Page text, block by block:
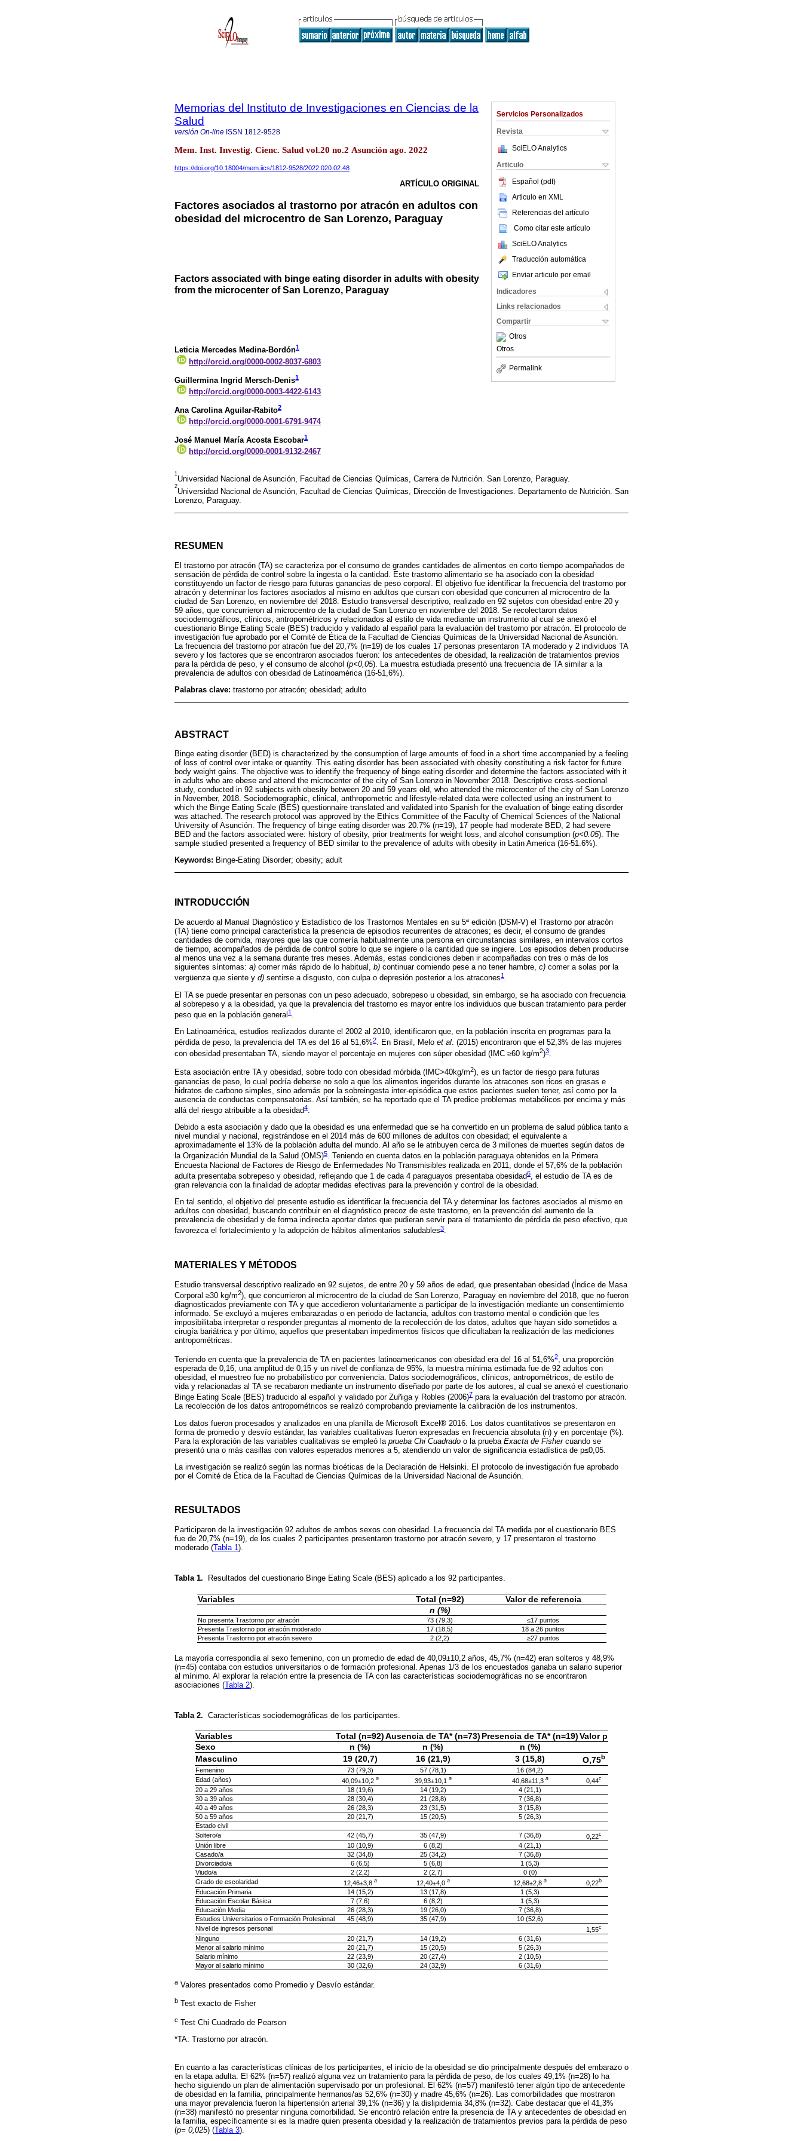
Servicios Personalizados
Revista
SciELO Analytics
Articulo
Español (pdf)
Articulo en XML
Referencias del artículo
Como citar este artículo
SciELO Analytics
Traducción automática
Enviar articulo por email
Indicadores
Links relacionados
Compartir
Otros
Otros
Permalink
Memorias del Instituto de Investigaciones en Ciencias de la
Salud
versión On-line ISSN 1812-9528
Mem. Inst. Investig. Cienc. Salud vol.20 no.2 Asunción ago. 2022
https://doi.org/10.18004/mem.iics/1812-9528/2022.020.02.48
ARTÍCULO ORIGINAL
Factores asociados al trastorno por atracón en adultos con
obesidad del microcentro de San Lorenzo, Paraguay
Factors associated with binge eating disorder in adults with obesity
from the microcenter of San Lorenzo, Paraguay
Leticia Mercedes Medina-Bordón1
http://orcid.org/0000-0002-8037-6803
Guillermina Ingrid Mersch-Denis1
http://orcid.org/0000-0003-4422-6143
Ana Carolina Aguilar-Rabito2
http://orcid.org/0000-0001-6791-9474
José Manuel María Acosta Escobar1
http://orcid.org/0000-0001-9132-2467
1
Universidad Nacional de Asunción, Facultad de Ciencias Químicas, Carrera de Nutrición. San Lorenzo, Paraguay.
2
Universidad Nacional de Asunción, Facultad de Ciencias Químicas, Dirección de Investigaciones. Departamento de Nutrición. San
Lorenzo, Paraguay.
RESUMEN
El trastorno por atracón (TA) se caracteriza por el consumo de grandes cantidades de alimentos en corto tiempo acompañados de
sensación de pérdida de control sobre la ingesta o la cantidad. Este trastorno alimentario se ha asociado con la obesidad
constituyendo un factor de riesgo para futuras ganancias de peso corporal. El objetivo fue identificar la frecuencia del trastorno por
atracón y determinar los factores asociados al mismo en adultos que cursan con obesidad que concurren al microcentro de la
ciudad de San Lorenzo, en noviembre del 2018. Estudio transversal descriptivo, realizado en 92 sujetos con obesidad entre 20 y
59 años, que concurrieron al microcentro de la ciudad de San Lorenzo en noviembre del 2018. Se recolectaron datos
sociodemográficos, clínicos, antropométricos y relacionados al estilo de vida mediante un instrumento al cual se anexó el
cuestionario Binge Eating Scale (BES) traducido y validado al español para la evaluación del trastorno por atracón. El protocolo de
investigación fue aprobado por el Comité de Ética de la Facultad de Ciencias Químicas de la Universidad Nacional de Asunción.
La frecuencia del trastorno por atracón fue del 20,7% (n=19) de los cuales 17 personas presentaron TA moderado y 2 individuos TA
severo y los factores que se encontraron asociados fueron: los antecedentes de obesidad, la realización de tratamientos previos
para la pérdida de peso, y el consumo de alcohol (p<0,05). La muestra estudiada presentó una frecuencia de TA similar a la
prevalencia de adultos con obesidad de Latinoamérica (16-51,6%).
Palabras clave: trastorno por atracón; obesidad; adulto
ABSTRACT
Binge eating disorder (BED) is characterized by the consumption of large amounts of food in a short time accompanied by a feeling
of loss of control over intake or quantity. This eating disorder has been associated with obesity constituting a risk factor for future
body weight gains. The objective was to identify the frequency of binge eating disorder and determine the factors associated with it
in adults who are obese and attend the microcenter of the city of San Lorenzo in November 2018. Descriptive cross-sectional
study, conducted in 92 subjects with obesity between 20 and 59 years old, who attended the microcenter of the city of San Lorenzo
in November, 2018. Sociodemographic, clinical, anthropometric and lifestyle-related data were collected using an instrument to
which the Binge Eating Scale (BES) questionnaire translated and validated into Spanish for the evaluation of binge eating disorder
was attached. The research protocol was approved by the Ethics Committee of the Faculty of Chemical Sciences of the National
University of Asunción. The frequency of binge eating disorder was 20.7% (n=19), 17 people had moderate BED, 2 had severe
BED and the factors associated were: history of obesity, prior treatments for weight loss, and alcohol consumption (p<0.05). The
sample studied presented a frequency of BED similar to the prevalence of adults with obesity in Latin America (16-51.6%).
Keywords: Binge-Eating Disorder; obesity; adult
INTRODUCCIÓN
De acuerdo al Manual Diagnóstico y Estadístico de los Trastornos Mentales en su 5ª edición (DSM-V) el Trastorno por atracón
(TA) tiene como principal característica la presencia de episodios recurrentes de atracones; es decir, el consumo de grandes
cantidades de comida, mayores que las que comería habitualmente una persona en circunstancias similares, en intervalos cortos
de tiempo, acompañados de pérdida de control sobre lo que se ingiere o la cantidad que se ingiere. Los episodios deben producirse
al menos una vez a la semana durante tres meses. Además, estas condiciones deben ir acompañadas con tres o más de los
siguientes síntomas: a) comer más rápido de lo habitual, b) continuar comiendo pese a no tener hambre, c) comer a solas por la
vergüenza que siente y d) sentirse a disgusto, con culpa o depresión posterior a los atracones1 .
El TA se puede presentar en personas con un peso adecuado, sobrepeso u obesidad, sin embargo, se ha asociado con frecuencia
al sobrepeso y a la obesidad, ya que la prevalencia del trastorno es mayor entre los individuos que buscan tratamiento para perder
peso que en la población general 1 .
En Latinoamérica, estudios realizados durante el 2002 al 2010, identificaron que, en la población inscrita en programas para la
pérdida de peso, la prevalencia del TA es del 16 al 51,6%2. En Brasil, Melo et al. (2015) encontraron que el 52,3% de las mujeres
con obesidad presentaban TA, siendo mayor el porcentaje en mujeres con súper obesidad (IMC ≥60 kg/m2)3.
Esta asociación entre TA y obesidad, sobre todo con obesidad mórbida (IMC>40kg/m2), es un factor de riesgo para futuras
ganancias de peso, lo cual podría deberse no solo a que los alimentos ingeridos durante los atracones son ricos en grasas e
hidratos de carbono simples, sino además por la sobreingesta inter-episódica que estos pacientes suelen tener, así como por la
ausencia de conductas compensatorias. Así también, se ha reportado que el TA predice problemas metabólicos por encima y más
allá del riesgo atribuible a la obesidad4.
Debido a esta asociación y dado que la obesidad es una enfermedad que se ha convertido en un problema de salud pública tanto a
nivel mundial y nacional, registrándose en el 2014 más de 600 millones de adultos con obesidad; el equivalente a
aproximadamente el 13% de la población adulta del mundo. Al año se le atribuyen cerca de 3 millones de muertes según datos de
la Organización Mundial de la Salud (OMS)5. Teniendo en cuenta datos en la población paraguaya obtenidos en la Primera
Encuesta Nacional de Factores de Riesgo de Enfermedades No Transmisibles realizada en 2011, donde el 57,6% de la población
adulta presentaba sobrepeso y obesidad, reflejando que 1 de cada 4 paraguayos presentaba obesidad6, el estudio de TA es de
gran relevancia con la finalidad de adoptar medidas efectivas para la prevención y control de la obesidad.
En tal sentido, el objetivo del presente estudio es identificar la frecuencia del TA y determinar los factores asociados al mismo en
adultos con obesidad, buscando contribuir en el diagnóstico precoz de este trastorno, en la prevención del aumento de la
prevalencia de obesidad y de forma indirecta aportar datos que pudieran servir para el tratamiento de pérdida de peso efectivo, que
favorezca el fortalecimiento y la adopción de hábitos alimentarios saludables3.
MATERIALES Y MÉTODOS
Estudio transversal descriptivo realizado en 92 sujetos, de entre 20 y 59 años de edad, que presentaban obesidad (Índice de Masa
Corporal ≥30 kg/m2), que concurrieron al microcentro de la ciudad de San Lorenzo, Paraguay en noviembre del 2018, que no fueron
diagnosticados previamente con TA y que accedieron voluntariamente a participar de la investigación mediante un consentimiento
informado. Se excluyó a mujeres embarazadas o en periodo de lactancia, adultos con trastorno mental o condición que les
imposibilitaba interpretar o responder preguntas al momento de la recolección de los datos, adultos que hayan sido sometidos a
cirugía bariátrica y por último, aquellos que presentaban impedimentos físicos que dificultaban la realización de las mediciones
antropométricas.
Teniendo en cuenta que la prevalencia de TA en pacientes latinoamericanos con obesidad era del 16 al 51,6%2
, una proporción
esperada de 0,16, una amplitud de 0,15 y un nivel de confianza de 95%, la muestra mínima estimada fue de 92 adultos con
obesidad, el muestreo fue no probabilístico por conveniencia. Datos sociodemográficos, clínicos, antropométricos, de estilo de
vida y relacionadas al TA se recabaron mediante un instrumento diseñado por parte de los autores, al cual se anexó el cuestionario
Binge Eating Scale (BES) traducido al español y validado por Zuñiga y Robles (2006)7 para la evaluación del trastorno por atracón.
La recolección de los datos antropométricos se realizó comprobando previamente la calibración de los instrumentos.
Los datos fueron procesados y analizados en una planilla de Microsoft Excel® 2016. Los datos cuantitativos se presentaron en
forma de promedio y desvío estándar, las variables cualitativas fueron expresadas en frecuencia absoluta (n) y en porcentaje (%).
Para la exploración de las variables cualitativas se empleó la prueba Chi Cuadrado o la prueba Exacta de Fishercuando se
presentó una o más casillas con valores esperados menores a 5, atendiendo un valor de significancia estadística de p≤0,05.
La investigación se realizó según las normas bioéticas de la Declaración de Helsinki. El protocolo de investigación fue aprobado
por el Comité de Ética de la Facultad de Ciencias Químicas de la Universidad Nacional de Asunción.
RESULTADOS
Participaron de la investigación 92 adultos de ambos sexos con obesidad. La frecuencia del TA medida por el cuestionario BES
fue de 20,7% (n=19), de los cuales 2 participantes presentaron trastorno por atracón severo, y 17 presentaron el trastorno
moderado (Tabla 1).
Tabla 1. Resultados del cuestionario Binge Eating Scale (BES) aplicado a los 92 participantes.
Variables Total (n=92)
Valor de referencia
n (%)
No presenta Trastorno por atracón 73 (79,3)
≤17 puntos
Presenta Trastorno por atracón moderado
17 (18,5)
18 a 26 puntos
Presenta Trastorno por atracón severo
2 (2,2) ≥27 puntos
La mayoría correspondía al sexo femenino, con un promedio de edad de 40,09±10,2 años, 45,7% (n=42) eran solteros y 48,9%
(n=45) contaba con estudios universitarios o de formación profesional. Apenas 1/3 de los encuestados ganaba un salario superior
al mínimo. Al explorar la relación entre la presencia de TA con las características sociodemográficas no se encontraron
asociaciones (Tabla 2).
Tabla 2. Características sociodemográficas de los participantes.
Variables Total (n=92) Ausencia de TA* (n=73) Presencia de TA* (n=19) Valor p
Sexo
n (%) n (%)
n (%)
Masculino
19 (20,7) 16 (21,9) 3 (15,8) O,75 b
Femenino
73 (79,3) 57 (78,1)
16 (84,2)
Edad (años)
40,09±10,2 a 39,93±10,1 a 40,68±11,3 a 0,44c
20 a 29 años 18 (19,6) 14 (19,2)
4 (21,1)
30 a 39 años
28 (30,4) 21 (28,8)
7 (36,8)
40 a 49 años
26 (28,3) 23 (31,5)
3 (15,8)
50 a 59 años
20 (21,7) 15 (20,5)
5 (26,3)
Estado civil
Soltero/a
42 (45,7) 35 (47,9) 7 (36,8) 0,22c
Unión libre 10 (10,9) 6 (8,2)
4 (21,1)
Casado/a
32 (34,8) 25 (34,2)
7 (36,8)
Divorciado/a
6 (6,5) 5 (6,8)
1 (5,3)
Viudo/a
2 (2,2) 2 (2,7)
0 (0)
Grado de escolaridad
12,46±3,8 a 12,40±4,0 a 12,68±2,8 a 0,22b
Educación Primaria 14 (15,2) 13 (17,8)
1 (5,3)
Educación Escolar Básica
7 (7,6) 6 (8,2)
1 (5,3)
Educación Media
26 (28,3) 19 (26,0)
7 (36,8)
Estudios Universitarios o Formación Profesional
45 (48,9) 35 (47,9)
10 (52,6)
Nivel de ingresos personal
1,55c
Ninguno 20 (21,7) 14 (19,2)
6 (31,6)
Menor al salario mínimo
20 (21,7) 15 (20,5)
5 (26,3)
Salario mínimo
22 (23,9) 20 (27,4)
2 (10,5)
Mayor al salario mínimo
30 (32,6) 24 (32,9) 6 (31,6)
a Valores presentados como Promedio y Desvío estándar.
b Test exacto de Fisher
c Test Chi Cuadrado de Pearson
*TA: Trastorno por atracón.
En cuanto a las características clínicas de los participantes, el inicio de la obesidad se dio principalmente después del embarazo o
en la etapa adulta. El 62% (n=57) realizó alguna vez un tratamiento para la pérdida de peso, de los cuales 49,1% (n=28) lo ha
hecho siguiendo un plan de alimentación supervisado por un profesional. El 62% (n=57) manifestó tener algún tipo de antecedente
de obesidad en la familia, principalmente hermanos/as 52,6% (n=30) y madre 45,6% (n=26). Las comorbilidades que mostraron
una mayor prevalencia fueron la hipertensión arterial 39,1% (n=36) y la dislipidemia 34,8% (n=32). Cabe destacar que el 41,3%
(n=38) manifestó no presentar ninguna comorbilidad. Se encontró relación entre la presencia de TA y antecedentes de obesidad en
la familia, específicamente si es la madre quien presenta obesidad y la realización de tratamientos previos para la pérdida de peso
(p= 0,025) (Tabla 3).